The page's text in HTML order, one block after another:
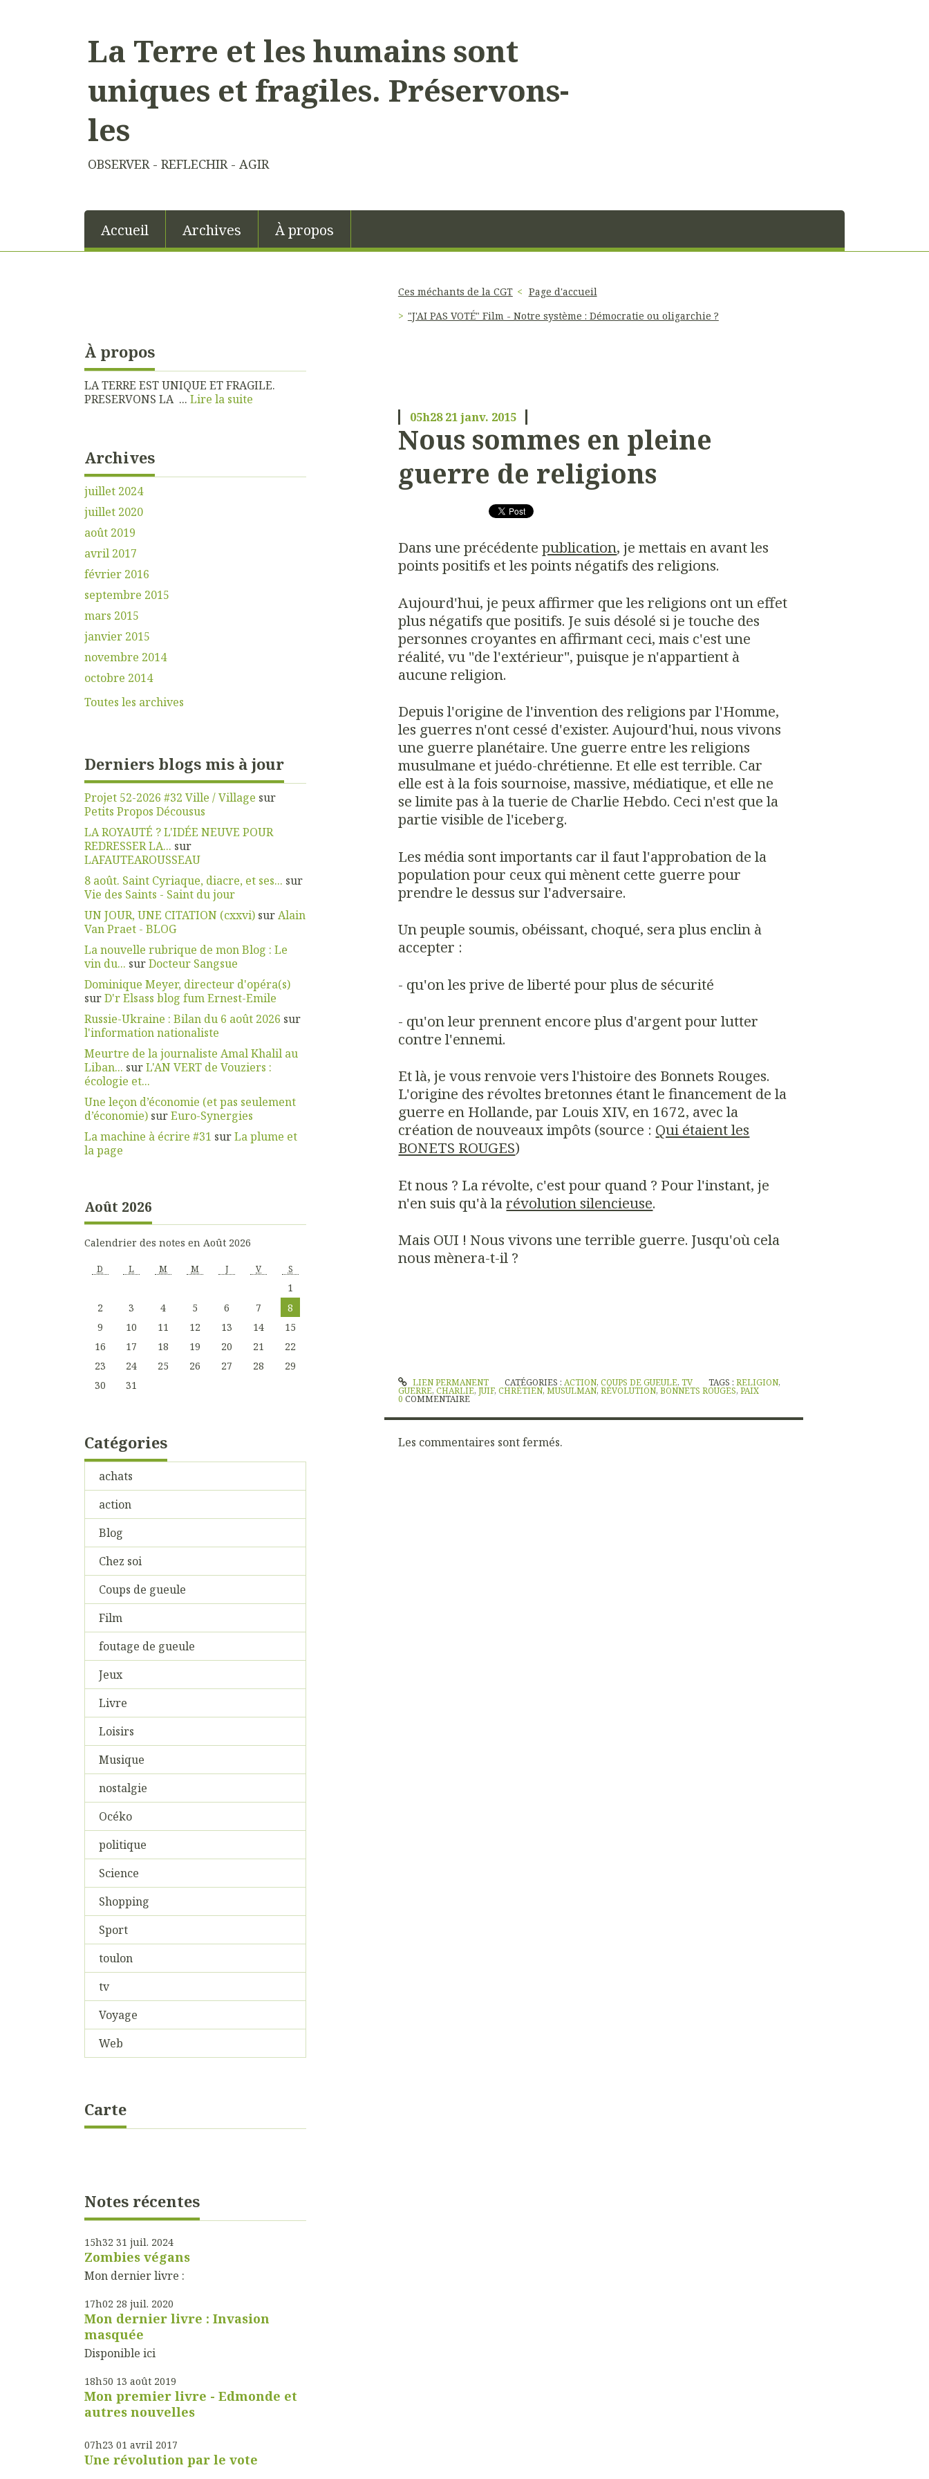
La Terre et les humains sont
uniques et fragiles. Préservons-
les
OBSERVER - REFLECHIR - AGIR
Accueil Archives À propos
À propos
LA TERRE EST UNIQUE ET FRAGILE.
PRESERVONS LA ... Lire la suite
Archives
juillet 2024
juillet 2020
août 2019
avril 2017
février 2016
septembre 2015
mars 2015
janvier 2015
novembre 2014
octobre 2014
Toutes les archives
Derniers blogs mis à jour
Projet 52-2026 #32 Ville / Village sur
Petits Propos Décousus
LA ROYAUTÉ ? L'IDÉE NEUVE POUR
REDRESSER LA... sur
LAFAUTEAROUSSEAU
8 août. Saint Cyriaque, diacre, et ses... sur
Vie des Saints - Saint du jour
UN JOUR, UNE CITATION (cxxvi) surAlain
Van Praet - BLOG
La nouvelle rubrique de mon Blog : Le
vin du... surDocteur Sangsue
Dominique Meyer, directeur d'opéra(s)
surD'r Elsass blog fum Ernest-Emile
Russie-Ukraine : Bilan du 6 août 2026 sur
l'information nationaliste
Meurtre de la journaliste Amal Khalil au
Liban... surL'AN VERT de Vouziers :
écologie et...
Une leçon d’économie (et pas seulement
d’économie) surEuro-Synergies
La machine à écrire #31 surLa plume et
la page
Août 2026
Calendrier des notes en Août 2026
D L M M J V S
1
2
3 4 5 6 7
8
9
10 11 12 13 14
15
16
17 18 19 20 21
22
23
24 25 26 27 28
29
30
31
Catégories
achats
action
Blog
Chez soi
Coups de gueule
Film
foutage de gueule
Jeux
Livre
Loisirs
Musique
nostalgie
Océko
politique
Science
Shopping
Sport
toulon
tv
Voyage
Web
Carte
Notes récentes
15h32 31 juil. 2024
Zombies végans
Mon dernier livre :
17h02 28 juil. 2020
Mon dernier livre : Invasion
masquée
Disponible ici
18h50 13 août 2019
Mon premier livre - Edmonde et
autres nouvelles
07h23 01 avril 2017
Une révolution par le vote
Ces méchants de la CGT
Page d'accueil
"J'AI PAS VOTÉ" Film - Notre système : Démocratie ou oligarchie ?
05h28 21janv. 2015
Nous sommes en pleine
guerre de religions
Dans une précédentepublication, je mettais en avant les
points positifs et les points négatifs des religions.
Aujourd'hui, je peux affirmer que les religions ont un effet
plus négatifs que positifs. Je suis désolé si je touche des
personnes croyantes en affirmant ceci, mais c'est une
réalité, vu "de l'extérieur", puisque je n'appartient à
aucune religion.
Depuis l'origine de l'invention des religions par l'Homme,
les guerres n'ont cessé d'exister. Aujourd'hui, nous vivons
une guerre planétaire. Une guerre entre les religions
musulmane et juédo-chrétienne. Et elle est terrible. Car
elle est à la fois sournoise, massive, médiatique, et elle ne
se limite pas à la tuerie de Charlie Hebdo. Ceci n'est que la
partie visible de l'iceberg.
Les média sont importants car il faut l'approbation de la
population pour ceux qui mènent cette guerre pour
prendre le dessus sur l'adversaire.
Un peuple soumis, obéissant, choqué, sera plus enclin à
accepter :
- qu'on les prive de liberté pour plus de sécurité
- qu'on leur prennent encore plus d'argent pour lutter
contre l'ennemi.
Et là, je vous renvoie vers l'histoire des Bonnets Rouges.
L'origine des révoltes bretonnes étant le financement de la
guerre en Hollande, par Louis XIV, en 1672, avec la
création de nouveaux impôts (source : Qui étaient les
BONETS ROUGES)
Et nous ? La révolte, c'est pour quand ? Pour l'instant, je
n'en suis qu'à larévolution silencieuse.
Mais OUI ! Nous vivons une terrible guerre. Jusqu'où cela
nous mènera-t-il ?
LIEN PERMANENT CATÉGORIES : ACTION, COUPS DE GUEULE, TV TAGS : RELIGION,
GUERRE,CHARLIE,JUIF,CHRÉTIEN,MUSULMAN,RÉVOLUTION,BONNETS ROUGES,PAIX
0 COMMENTAIRE
Les commentaires sont fermés.